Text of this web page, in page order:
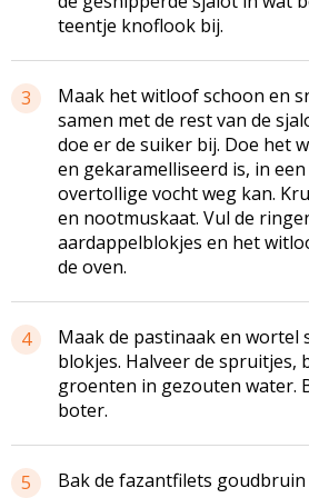
teentje knoflook bij.
3
Maak het witloof schoon en
samen met de rest van de
doe er de suiker bij. Doe het
en gekaramelliseerd is, in
overtollige vocht weg kan.
en nootmuskaat. Vul de
aardappelblokjes en het
de oven.
4
Maak de pastinaak en wortel
blokjes. Halveer de spruitjes,
groenten in gezouten water.
boter.
5
Bak de fazantfilets goudbruin